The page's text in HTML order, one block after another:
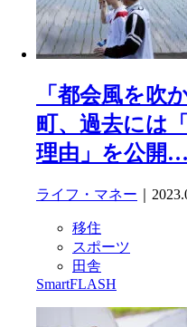
「都会風を吹
町、過去には
理由」を公開
ライフ・マネー ｜
移住
スポーツ
田舎
SmartFLASH